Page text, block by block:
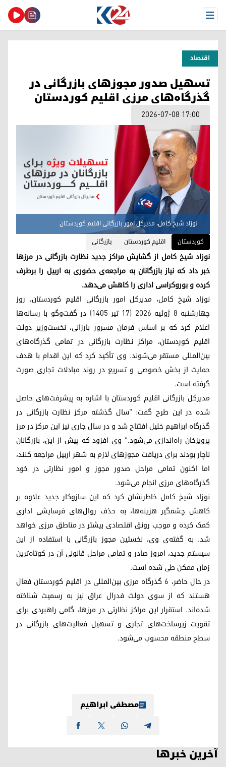
Open Menu
اقتصاد
تسهیل صدور مجوزهای بازرگانی در
گذرگاه‌های مرزی اقلیم کوردستان
2026-07-08 17:00
نوزاد شیخ کامل، مدیرکل امور بازرگانی اقلیم کوردستان
کوردستان
اقلیم کوردستان بازرگانی
نوزاد شیخ کامل از گشایش مراکز جدید نظارت بازرگانی در مرزها
خبر داد که نیاز بازرگانان به مراجعه‌ی حضوری به اربیل را برطرف
کرده و بوروکراسی اداری را کاهش می‌دهد.
نوزاد شیخ کامل، مدیرکل امور بازرگانی اقلیم کوردستان، روز
چهارشنبه ۸ ژوئیه ۲۰۲۶ (۱۷ تیر ۱۴۰۵) در گفت‌وگو با رسانه‌ها
اعلام کرد که بر اساس فرمان مسرور بارزانی، نخست‌وزیر دولت
اقلیم کوردستان، مراکز نظارت بازرگانی در تمامی گذرگاه‌های
بین‌المللی مستقر می‌شوند. وی تأکید کرد که این اقدام با هدف
حمایت از بخش خصوصی و تسریع در روند مبادلات تجاری صورت
گرفته است.
مدیرکل بازرگانی اقلیم کوردستان با اشاره به پیشرفت‌های حاصل
شده در این طرح گفت: "سال گذشته مرکز نظارت بازرگانی در
گذرگاه ابراهیم خلیل افتتاح شد و در سال جاری نیز این مرکز در مرز
پرویزخان راه‌اندازی می‌شود." وی افزود که پیش از این، بازرگانان
ناچار بودند برای دریافت مجوزهای لازم به شهر اربیل مراجعه کنند،
اما اکنون تمامی مراحل صدور مجوز و امور نظارتی در خود
گذرگاه‌های مرزی انجام می‌شود.
نوزاد شیخ کامل خاطرنشان کرد که این سازوکار جدید علاوه بر
کاهش چشمگیر هزینه‌ها، به حذف روال‌های فرسایشی اداری
کمک کرده و موجب رونق اقتصادی بیشتر در مناطق مرزی خواهد
شد. به گفته‌ی وی، نخستین مجوز بازرگانی با استفاده از این
سیستم جدید، امروز صادر و تمامی مراحل قانونی آن در کوتاه‌ترین
زمان ممکن طی شده است.
در حال حاضر، ۶ گذرگاه مرزی بین‌المللی در اقلیم کوردستان فعال
هستند که از سوی دولت فدرال عراق نیز به رسمیت شناخته
شده‌اند. استقرار این مراکز نظارتی در مرزها، گامی راهبردی برای
تقویت زیرساخت‌های تجاری و تسهیل فعالیت‌های بازرگانی در
سطح منطقه محسوب می‌شود.
مصطفی ابراهیم
آخرین خبرها